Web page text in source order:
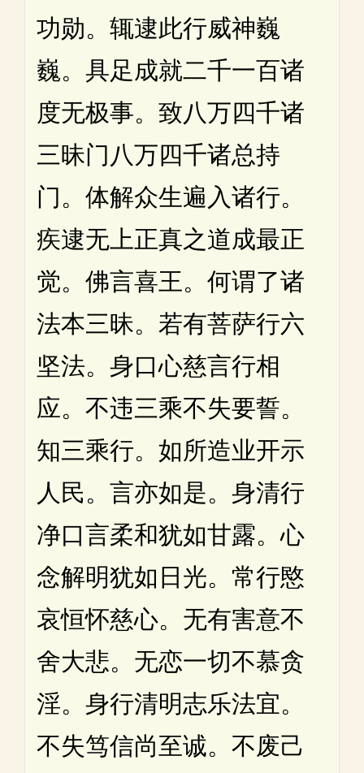
功勋。辄逮此行威神巍
巍。具足成就二千一百诸
度无极事。致八万四千诸
三昧门八万四千诸总持
门。体解众生遍入诸行。
疾逮无上正真之道成最正
觉。佛言喜王。何谓了诸
法本三昧。若有菩萨行六
坚法。身口心慈言行相
应。不违三乘不失要誓。
知三乘行。如所造业开示
人民。言亦如是。身清行
净口言柔和犹如甘露。心
念解明犹如日光。常行愍
哀恒怀慈心。无有害意不
舍大悲。无恋一切不慕贪
淫。身行清明志乐法宜。
不失笃信尚至诚。不废己